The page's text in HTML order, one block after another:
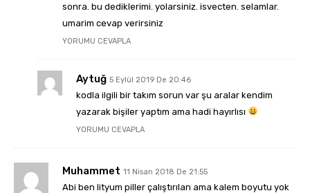
sonra. bu dediklerimi. yolarsiniz. isvecten. selamlar.
umarim cevap verirsiniz
YORUMU CEVAPLA
Aytuğ 5 Eylül 2019 De 20:46
kodla ilgili bir takım sorun var şu aralar kendim
yazarak bişiler yaptım ama hadi hayırlısı
YORUMU CEVAPLA
Muhammet 11 Nisan 2018 De 21:55
Abi ben lityum piller çalıştırılan ama kalem boyutu yok